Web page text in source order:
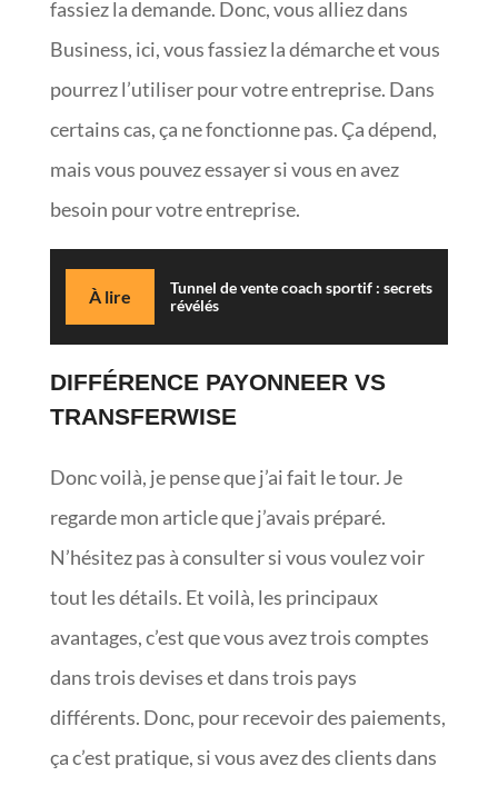
fassiez la demande. Donc, vous alliez dans
Business, ici, vous fassiez la démarche et vous
pourrez l’utiliser pour votre entreprise. Dans
certains cas, ça ne fonctionne pas. Ça dépend,
mais vous pouvez essayer si vous en avez
besoin pour votre entreprise.
À lire
Tunnel de vente coach sportif : secrets
révélés
DIFFÉRENCE PAYONNEER VS
TRANSFERWISE
Donc voilà, je pense que j’ai fait le tour. Je
regarde mon article que j’avais préparé.
N’hésitez pas à consulter si vous voulez voir
tout les détails. Et voilà, les principaux
avantages, c’est que vous avez trois comptes
dans trois devises et dans trois pays
différents. Donc, pour recevoir des paiements,
ça c’est pratique, si vous avez des clients dans